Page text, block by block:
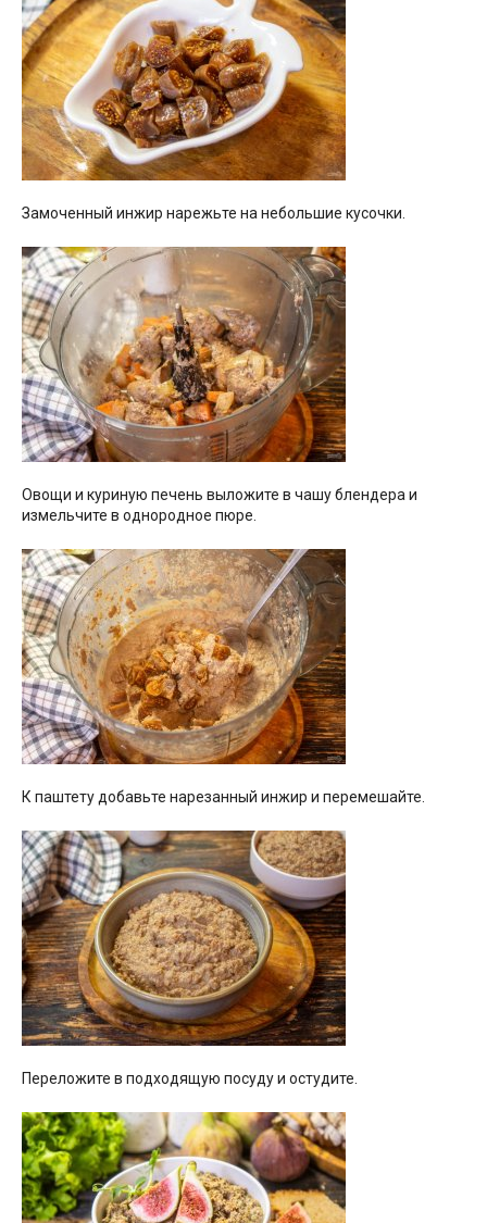
Замоченный инжир нарежьте на небольшие кусочки.
Овощи и куриную печень выложите в чашу блендера и
измельчите в однородное пюре.
К паштету добавьте нарезанный инжир и перемешайте.
Переложите в подходящую посуду и остудите.